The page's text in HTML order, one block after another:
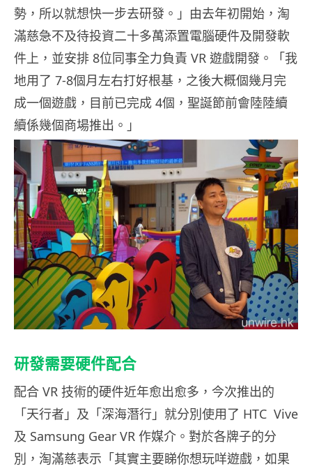
勢，所以就想快一步去研發。」由去年初開始，淘
滿慈急不及待投資二十多萬添置電腦硬件及開發軟
件上，並安排 8位同事全力負責 VR 遊戲開發。「我
地用了 7-8個月左右打好根基，之後大概個幾月完
成一個遊戲，目前已完成 4個，聖誕節前會陸陸續
續係幾個商場推出。」
研發需要硬件配合
配合 VR 技術的硬件近年愈出愈多，今次推出的
「天行者」及「深海潛行」就分別使用了 HTC Vive
及 Samsung Gear VR 作媒介。對於各牌子的分
別，淘滿慈表示「其實主要睇你想玩咩遊戲，如果